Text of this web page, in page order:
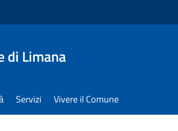
di Limana
Servizi Vivere il Comune